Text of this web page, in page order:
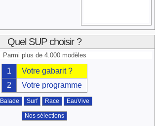
Quel SUP choisir ?
Parmi plus de 4.000 modèles
1
Votre gabarit ?
2
Votre programme
Balade Surf Race EauVive
Nos sélections